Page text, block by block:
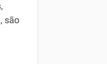
são